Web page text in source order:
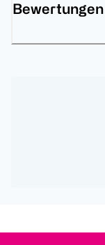
Bewertungen